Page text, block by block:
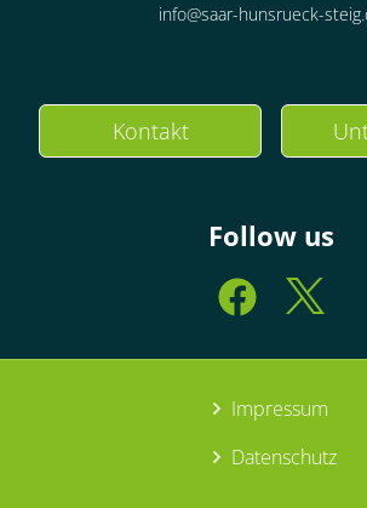
info@saar-hunsrueck-
Kontakt
Follow us
Impressum
Datenschutz